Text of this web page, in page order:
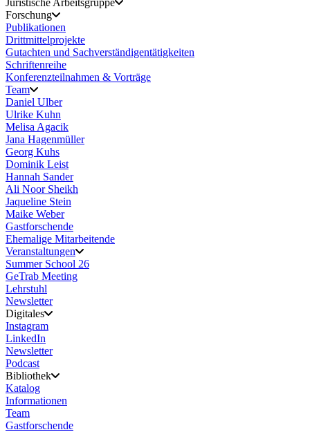
Juristische Arbeitsgruppe
Forschung
Publikationen
Drittmittelprojekte
Gutachten und Sachverständigentätigkeiten
Schriftenreihe
Konferenzteilnahmen & Vorträge
Team
Daniel Ulber
Ulrike Kuhn
Melisa Agacik
Jana Hagenmüller
Georg Kuhs
Dominik Leist
Hannah Sander
Ali Noor Sheikh
Jaqueline Stein
Maike Weber
Gastforschende
Ehemalige Mitarbeitende
Veranstaltungen
Summer School 26
GeTrab Meeting
Lehrstuhl
Newsletter
Digitales
Instagram
LinkedIn
Newsletter
Podcast
Bibliothek
Katalog
Informationen
Team
Gastforschende